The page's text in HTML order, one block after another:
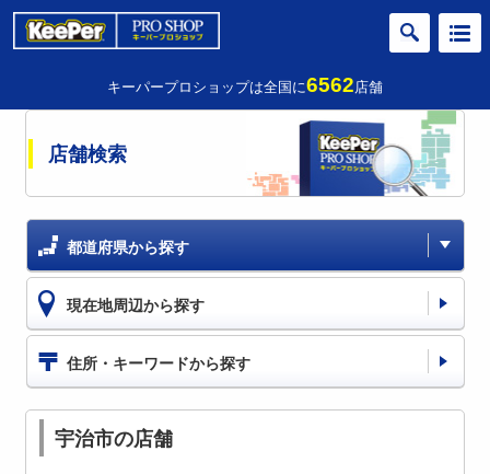
キーパープロショップは全国に6562店舗
店舗検索
都道府県から探す
現在地周辺から探す
住所・キーワードから探す
宇治市の店舗